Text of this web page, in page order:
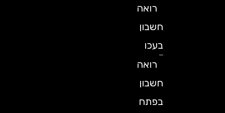
רואה
חשבון
בעכו
רואה
חשבון
בפתח